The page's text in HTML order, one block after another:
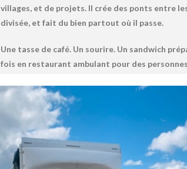
villages, et de projets. Il crée des ponts entre
divisée, et fait du bien partout où il passe.
Une tasse de café. Un sourire. Un sandwich
fois en restaurant ambulant pour des